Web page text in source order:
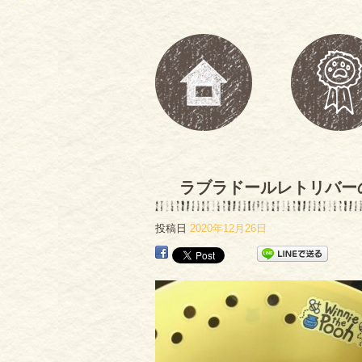
ラブラドールレトリバー
投稿日 2020年12月26日